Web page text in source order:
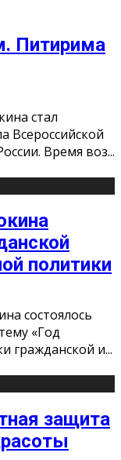
Питирима
стал
Всероссийской
Время воз...
политики
состоялось
«Год
гражданской и...
защита